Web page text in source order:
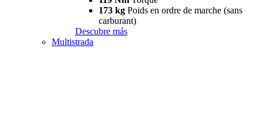
173 kg Poids en ordre de marche (sans
carburant)
Descubre más
Multistrada